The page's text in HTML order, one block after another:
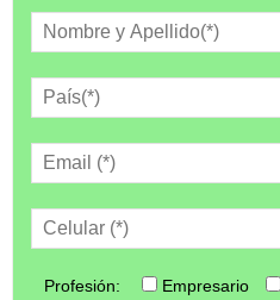
Profesión: Empresario